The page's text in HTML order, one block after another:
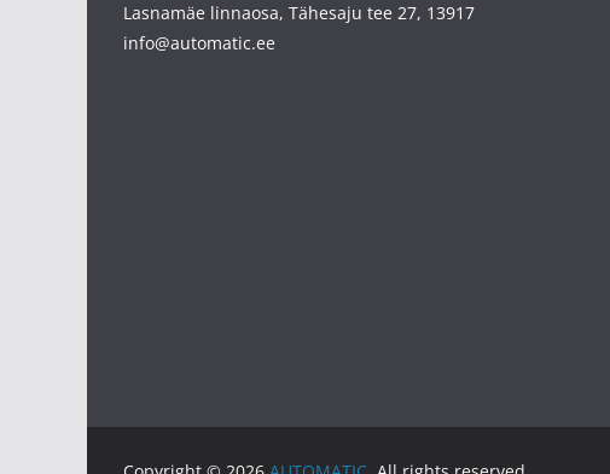
Lasnamäe linnaosa, Tähesaju tee 27, 13917
info@automatic.ee